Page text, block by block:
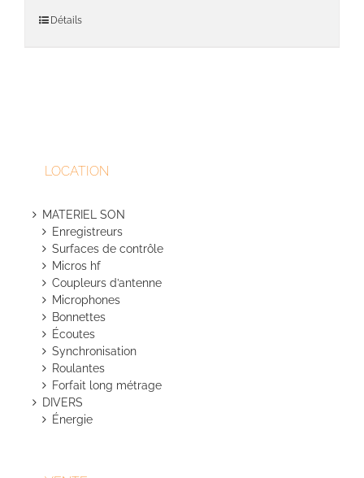
Détails
LOCATION
MATERIEL SON
Enregistreurs
Surfaces de contrôle
Micros hf
Coupleurs d’antenne
Microphones
Bonnettes
Écoutes
Synchronisation
Roulantes
Forfait long métrage
DIVERS
Énergie